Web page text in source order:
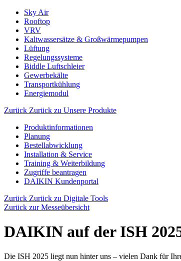
Sky Air
Rooftop
VRV
Kaltwassersätze & Großwärmepumpen
Lüftung
Regelungssysteme
Biddle Luftschleier
Gewerbekälte
Transportkühlung
Energiemodul
Zurück Zurück zu Unsere Produkte
Produktinformationen
Planung
Bestellabwicklung
Installation & Service
Training & Weiterbildung
Zugriffe beantragen
DAIKIN Kundenportal
Zurück Zurück zu Digitale Tools
Zurück zur Messeübersicht
DAIKIN auf der ISH
Die ISH 2025 liegt nun hinter uns – vielen Dank für